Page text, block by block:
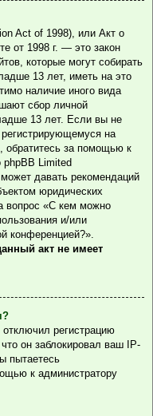
Act of 1998), или Акт о
от 1998 г. — это закон
которые могут собирать
13 лет, иметь на это
наличие иного вида
сбор личной
13 лет. Если вы не
на
обратитесь за помощью к
phpBB Limited
давать рекомендаций
юридических
вопрос «С кем можно
и/или
конференцией?».
акт не имеет
регистрацию
он заблокировал ваш IP-
пытаетесь
к администратору